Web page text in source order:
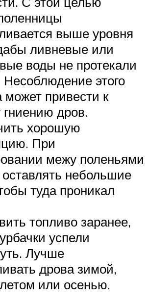
выше уровня
ливневые или
воды не протекали
Несоблюдение этого
может привести к
гниению дров.
хорошую
При
межу поленьями
оставлять небольшие
туда проникал
топливо заранее,
успели
Лучше
дрова зимой,
или осенью.